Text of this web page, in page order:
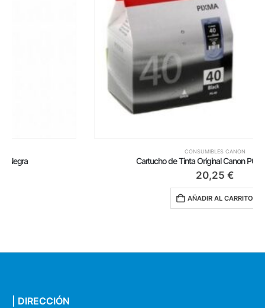
Cartucho de Tinta Original Canon PG-40/ Negro
| DIRECCIÓN